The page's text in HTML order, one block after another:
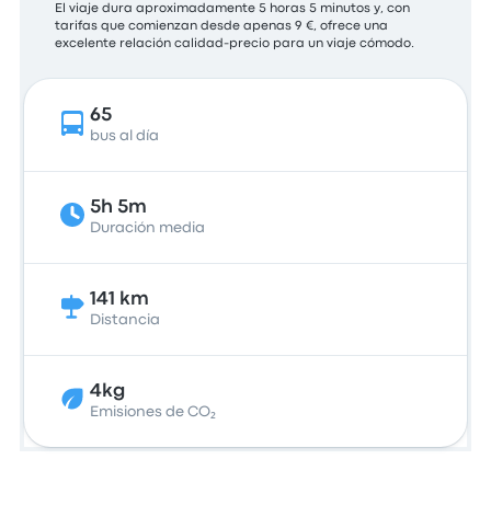
El viaje dura aproximadamente 5 horas 5 minutos y, con
tarifas que comienzan desde apenas 9 €, ofrece una
excelente relación calidad-precio para un viaje cómodo.
65
bus al día
5h 5m
Duración media
141 km
Distancia
4kg
Emisiones de CO₂